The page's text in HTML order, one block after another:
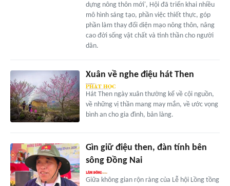
dựng nông thôn mới', Hội đã triển khai nhiều
mô hình sáng tạo, phần việc thiết thực, góp
phần làm thay đổi diện mạo nông thôn, nâng
cao đời sống vật chất và tinh thần cho người
dân.
Xuân về nghe điệu hát Then
Hát Then ngày xuân thường kể về cội nguồn,
về những vị thần mang may mắn, về ước vọng
bình an cho gia đình, bản làng.
Gìn giữ điệu then, đàn tính bên
sông Đồng Nai
Giữa không gian rộn ràng của Lễ hội Lồng tồng